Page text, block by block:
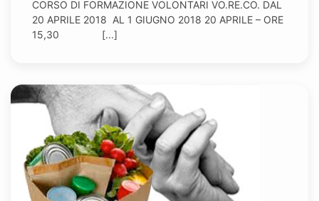
CORSO DI FORMAZIONE VOLONTARI VO.RE.CO. DAL
20 APRILE 2018 AL 1 GIUGNO 2018 20 APRILE – ORE
15,30 [...]